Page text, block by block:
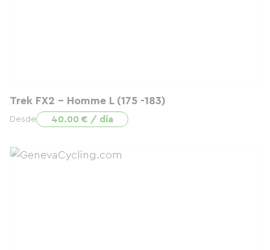
Trek FX2 - Homme L (175 -183)
Desde 40.00 € / día